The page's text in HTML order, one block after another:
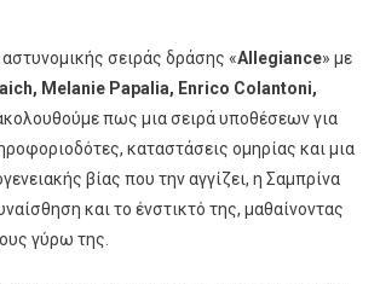
σειράς δράσης «Allegiance» με
Melanie Papalia, Enrico Colantoni,
πως μια σειρά υποθέσεων για
καταστάσεις ομηρίας και μια
βίας που την αγγίζει, η Σαμπρίνα
και το ένστικτό της, μαθαίνοντας
γύρω της.